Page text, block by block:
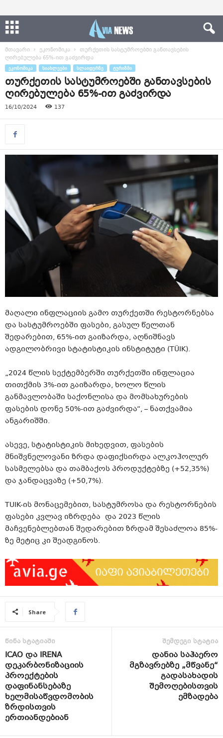
მთავარი ეკონომიკა
თურქეთის სასტუმროებში განთავსების
ღირებულება 65%-ით გაძვირდა
ᲔᲙᲝᲜᲝᲛᲘᲙᲐ ᲡᲘᲐᲮᲚᲔᲔᲑᲘ ᲡᲚᲐᲘᲓᲔᲠᲖᲔ ᲢᲣᲠᲘᲖᲛᲘ
თურქეთის სასტუმროებში განთავსების
ღირებულება 65%-ით გაძვირდა
16/10/2024 137
მაღალი ინფლაციის გამო თურქეთში რესტორნებსა
და სასტუმროებში ფასები, გასულ წელთან
შედარებით, 65%-ით გაიზარდა, აღნიშნავს
ადგილობრივი სტატისტიკის ინსტიტუტი (TÜIK).
„2024 წლის სექტემბერში თურქეთში ინფლაცია
თითქმის 3%-ით გაიზარდა, ხოლო წლის
განმავლობაში საქონლისა და მომსახურების
ფასების დონე 50%-ით გაძვირდა“, – ნათქვამია
ანგარიშში.
ასევე, სტატისტიკის მიხედვით, ფასების
მნიშვნელოვანი ზრდა დაფიქსირდა ალკოჰოლურ
სასმელებსა და თამბაქოს პროდუქტებზე (+52,35%)
და ჯანდაცვაზე (+50,7%).
TUIK-ის მონაცემებით, სასტუმროსა და რესტორნების
ფასები კვლავ იზრდება და 2023 წლის
მაჩვენებლებთან შედარებით ზრდამ შესაძლოა 85%-
ზე მეტიც კი შეადგინოს.
Share
წინა სტატიაში
ICAO და IRENA
დეკარბონიზაციის
პროექტების
დაფინანსებაზე
ხელმისაწვდომობის
ზრდისთვის
ერთიანდებიან
შემდეგი სტატია
დანია საჰაერო
მგზავრებზე „მწვანე“
გადასახადის
შემოღებისთვის
ემზადება